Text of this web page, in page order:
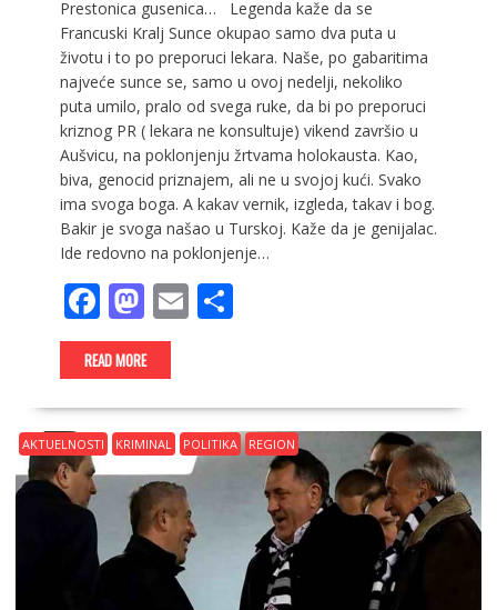
Prestonica gusenica… Legenda kaže da se
Francuski Kralj Sunce okupao samo dva puta u
životu i to po preporuci lekara. Naše, po gabaritima
najveće sunce se, samo u ovoj nedelji, nekoliko
puta umilo, pralo od svega ruke, da bi po preporuci
kriznog PR ( lekara ne konsultuje) vikend završio u
Aušvicu, na poklonjenju žrtvama holokausta. Kao,
biva, genocid priznajem, ali ne u svojoj kući. Svako
ima svoga boga. A kakav vernik, izgleda, takav i bog.
Bakir je svoga našao u Turskoj. Kaže da je genijalac.
Ide redovno na poklonjenje…
F
ac
e
b
o
o
M
as
to
d
o
n
E
l
S
e
READ MORE
AKTUELNOSTI KRIMINAL POLITIKA REGION